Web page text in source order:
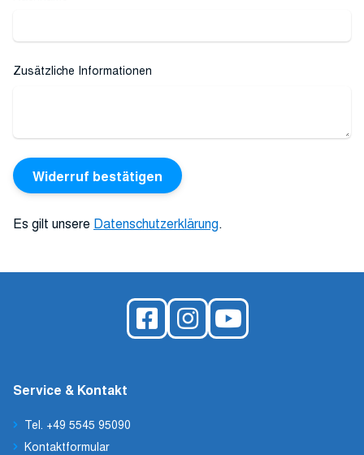
Zusätzliche Informationen
Widerruf bestätigen
Es gilt unsere Datenschutzerklärung.
Service & Kontakt
Tel. +49 5545 95090
Kontaktformular